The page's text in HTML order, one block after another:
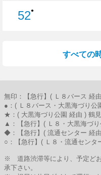
52●
すべての
無印：【急行】( Ｌ８バース 経
●：( Ｌ８バース・大黒海づり公
★：( 大黒海づり公園 経由 ) 鶴
▲：【急行】( Ｌ８・大黒海づ
◆：【急行】( 流通センター 経
○：【急行】( Ｌ８・流通センタ
※ 道路渋滞等により、予定ど
承下さい。